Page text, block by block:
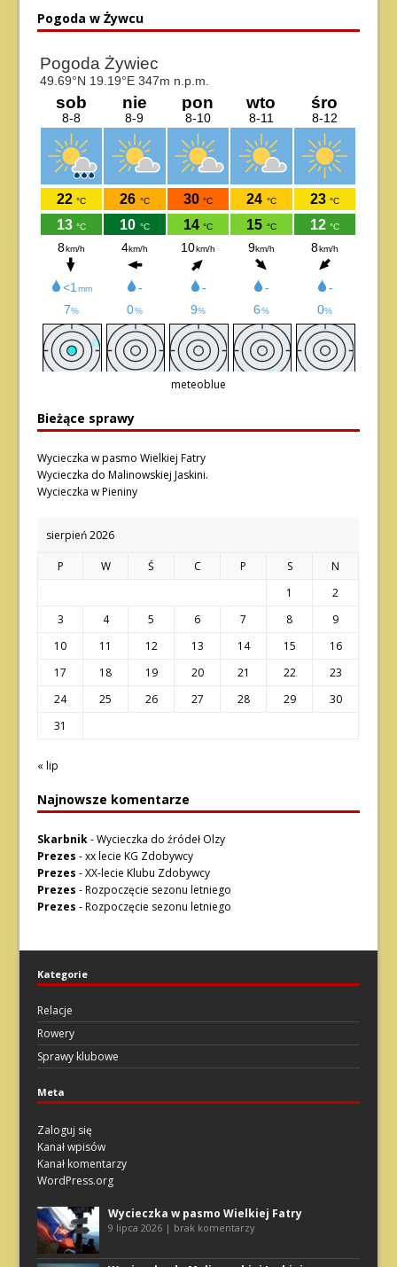
Pogoda w Żywcu
meteoblue
Bieżące sprawy
Wycieczka w pasmo Wielkiej Fatry
Wycieczka do Malinowskiej Jaskini.
Wycieczka w Pieniny
sierpień 2026
P W Ś C P S
N
1
2
3
4 5 6 7 8
9
10
11 12 13 14 15
16
17
18 19 20 21 22
23
24
25 26 27 28 29
30
31
« lip
Najnowsze komentarze
Skarbnik-Wycieczka do źródeł Olzy
Prezes -xx lecie KG Zdobywcy
Prezes -XX-lecie Klubu Zdobywcy
Prezes -Rozpoczęcie sezonu letniego
Prezes -Rozpoczęcie sezonu letniego
Kategorie
Relacje
Rowery
Sprawy klubowe
Meta
Zaloguj się
Kanał wpisów
Kanał komentarzy
WordPress.org
Wycieczka w pasmo Wielkiej Fatry
9 lipca 2026 | brak komentarzy